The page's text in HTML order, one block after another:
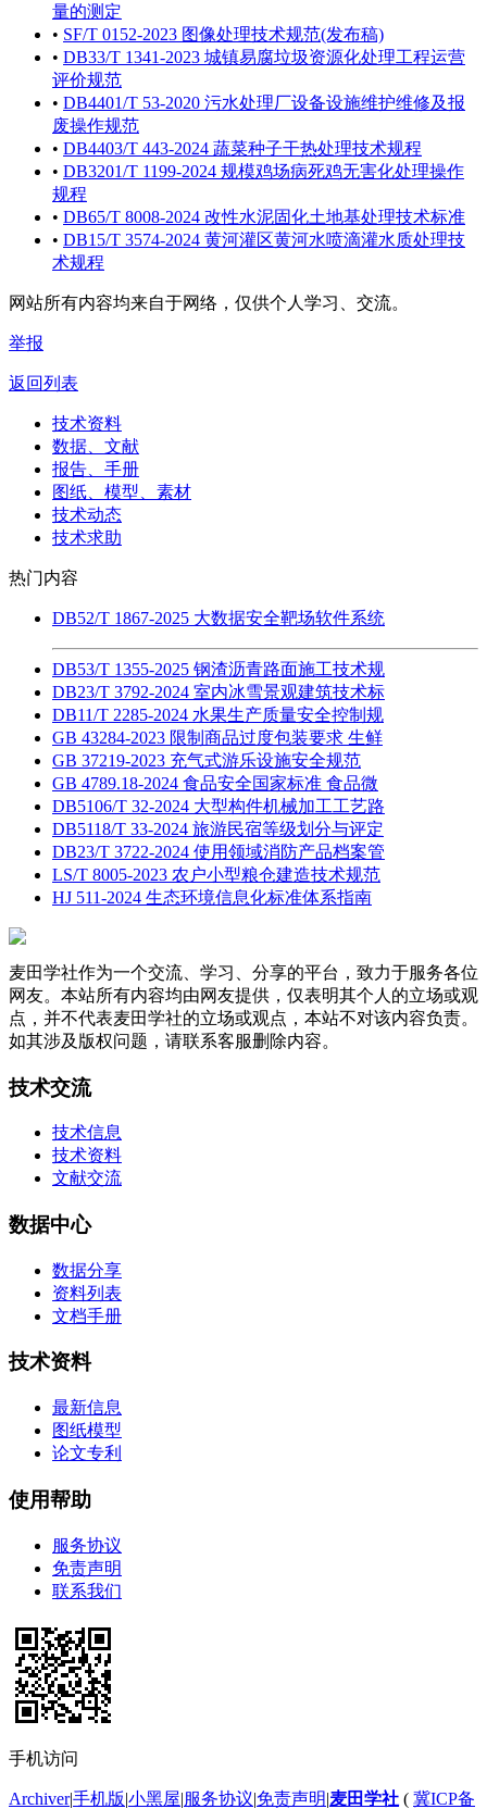
量的测定
• SF/T 0152-2023 图像处理技术规范(发布稿)
• DB33/T 1341-2023 城镇易腐垃圾资源化处理工程运营
评价规范
• DB4401/T 53-2020 污水处理厂设备设施维护维修及报
废操作规范
• DB4403/T 443-2024 蔬菜种子干热处理技术规程
• DB3201/T 1199-2024 规模鸡场病死鸡无害化处理操作
规程
• DB65/T 8008-2024 改性水泥固化土地基处理技术标准
• DB15/T 3574-2024 黄河灌区黄河水喷滴灌水质处理技
术规程
网站所有内容均来自于网络，仅供个人学习、交流。
举报
返回列表
技术资料
数据、文献
报告、手册
图纸、模型、素材
技术动态
技术求助
热门内容
DB52/T 1867-2025 大数据安全靶场软件系统
DB53/T 1355-2025 钢渣沥青路面施工技术规
DB23/T 3792-2024 室内冰雪景观建筑技术标
DB11/T 2285-2024 水果生产质量安全控制规
GB 43284-2023 限制商品过度包装要求 生鲜
GB 37219-2023 充气式游乐设施安全规范
GB 4789.18-2024 食品安全国家标准 食品微
DB5106/T 32-2024 大型构件机械加工工艺路
DB5118/T 33-2024 旅游民宿等级划分与评定
DB23/T 3722-2024 使用领域消防产品档案管
LS/T 8005-2023 农户小型粮仓建造技术规范
HJ 511-2024 生态环境信息化标准体系指南
麦田学社作为一个交流、学习、分享的平台，致力于服务各位
网友。本站所有内容均由网友提供，仅表明其个人的立场或观
点，并不代表麦田学社的立场或观点，本站不对该内容负责。
如其涉及版权问题，请联系客服删除内容。
技术交流
技术信息
技术资料
文献交流
数据中心
数据分享
资料列表
文档手册
技术资料
最新信息
图纸模型
论文专利
使用帮助
服务协议
免责声明
联系我们
手机访问
Archiver|手机版|小黑屋|服务协议|免责声明|麦田学社 ( 冀ICP备